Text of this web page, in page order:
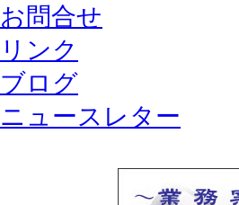
お問合せ
リンク
ブログ
ニュースレター